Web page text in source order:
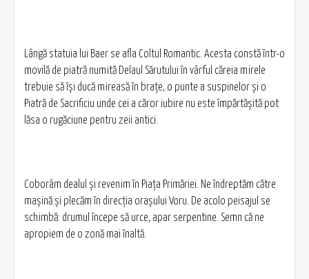
Lângă statuia lui Baer se afla Coltul Romantic. Acesta constă într-o
movilă de piatră numită Delaul Sărutului în vârful căreia mirele
trebuie să îşi ducă mireasă în braţe, o punte a suspinelor şi o
Piatră de Sacrificiu unde cei a căror iubire nu este împărtăşită pot
lăsa o rugăciune pentru zeii antici.
Coborâm dealul şi revenim în Piaţa Primăriei. Ne îndreptăm către
maşină şi plecăm în direcţia oraşului Voru. De acolo peisajul se
schimbă: drumul începe să urce, apar serpentine. Semn că ne
apropiem de o zonă mai înaltă.